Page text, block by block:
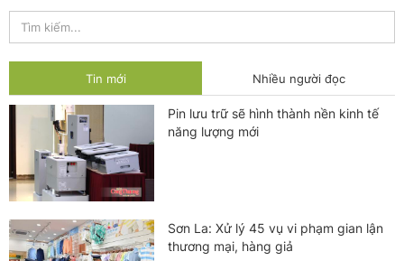
Tin mới Nhiều người đọc
Pin lưu trữ sẽ hình thành nền kinh tế
năng lượng mới
Sơn La: Xử lý 45 vụ vi phạm gian lận
thương mại, hàng giả